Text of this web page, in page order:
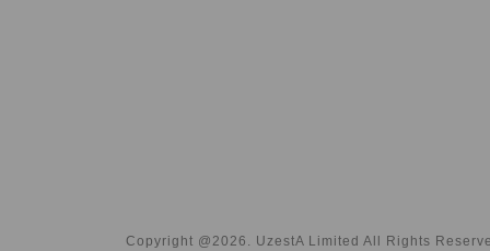
Copyright @2026. UzestA Limited All Rights